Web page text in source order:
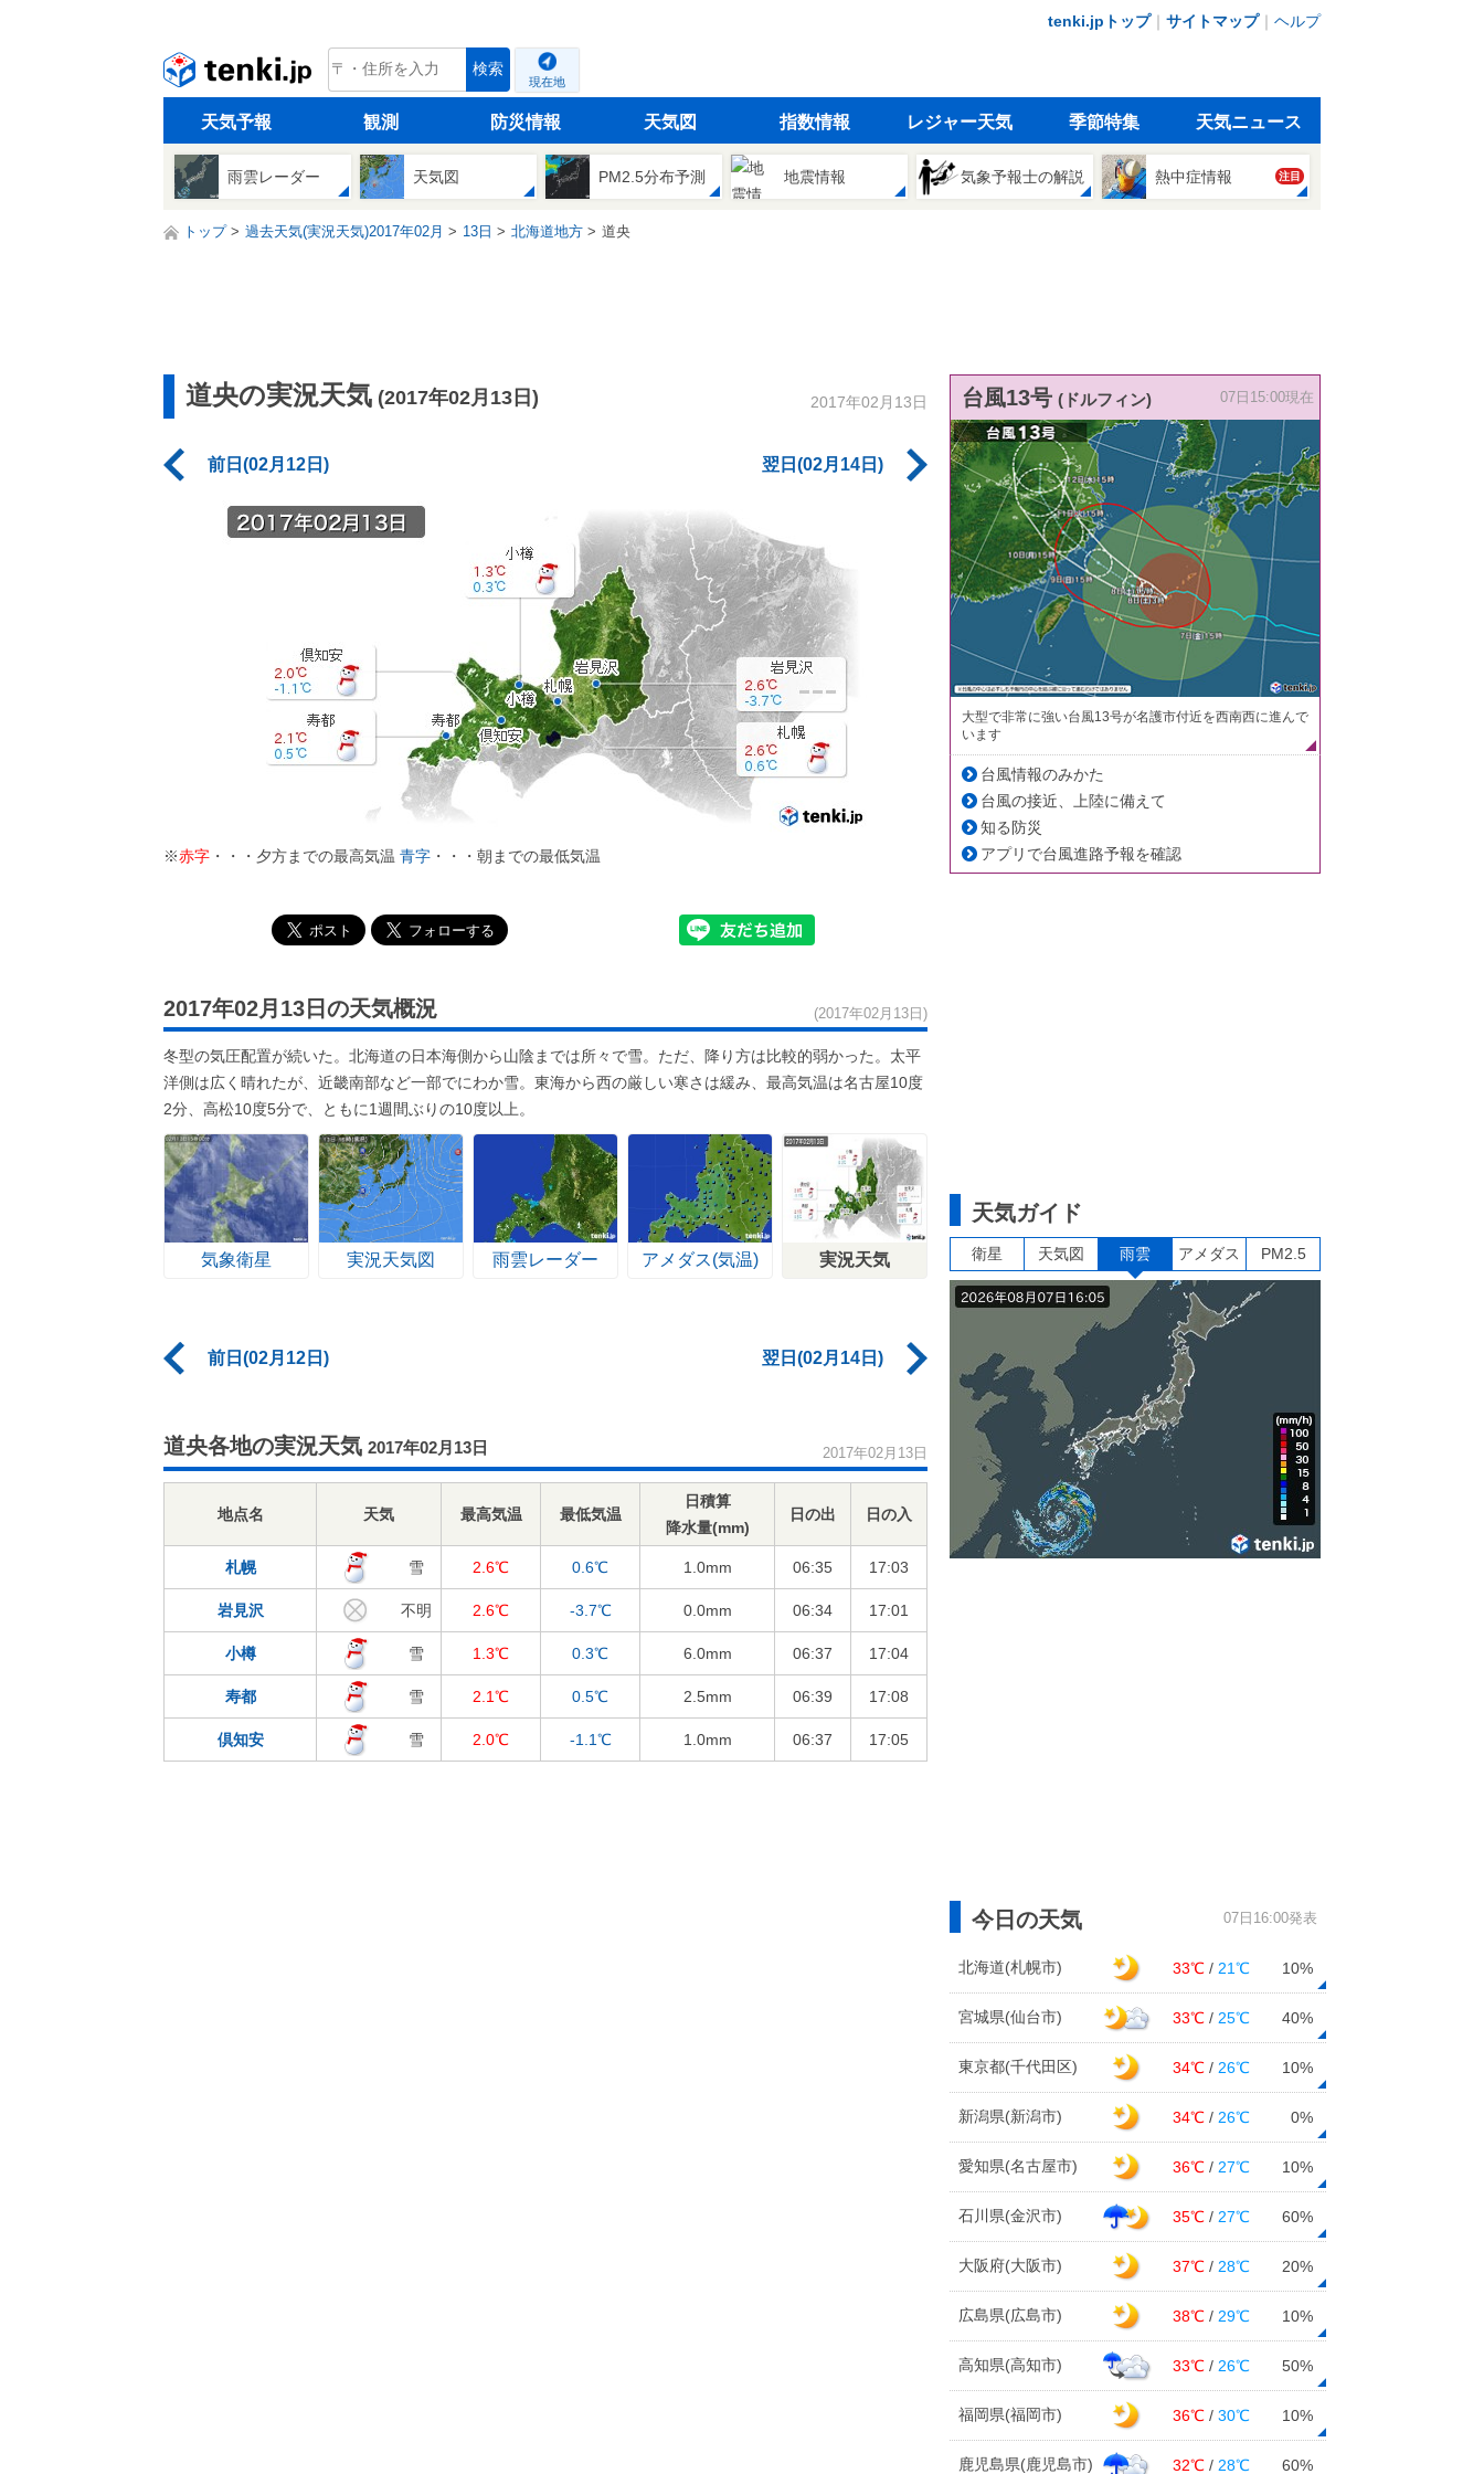
tenki.jpトップ｜ サイトマップ｜ ヘルプ
tenki.jp 検索
現在地
天気予報 観測 防災情報 天気図 指数情報 レジャー天気 季節特集 天気ニュース
雨雲レーダー 天気図 PM2.5分布予測 地震情報 気象予報士の解説 熱中症情報 注目
トップ 過去天気(実況天気)2017年02月 13日 北海道地方 道央
道央の実況天気 (2017年02月13日) 2017年02月13日
前日(02月12日) 翌日(02月14日)
※赤字 ・・・夕方までの最高気温 青字 ・・・朝までの最低気温
2017年02月13日の天気概況 (2017年02月13日)
冬型の気圧配置が続いた。北海道の日本海側から山陰までは所々で雪。ただ、降り方は比較的弱かった。太平
洋側は広く晴れたが、近畿南部など一部でにわか雪。東海から西の厳しい寒さは緩み、最高気温は名古屋10度
2分、高松10度5分で、ともに1週間ぶりの10度以上。
気象衛星 実況天気図 雨雲レーダー アメダス(気温) 実況天気
前日(02月12日) 翌日(02月14日)
道央各地の実況天気 2017年02月13日 2017年02月13日
地点名 天気 最高気温 最低気温
日積算
降水量(mm)
日の出 日の入
札幌 雪 2.6℃ 0.6℃ 1.0mm 06:35 17:03
岩見沢 不明 2.6℃ -3.7℃ 0.0mm 06:34 17:01
小樽 雪 1.3℃ 0.3℃ 6.0mm 06:37 17:04
寿都 雪 2.1℃ 0.5℃ 2.5mm 06:39 17:08
倶知安 雪 2.0℃ -1.1℃ 1.0mm 06:37 17:05
台風13号 (ドルフィン) 07日15:00現在
大型で非常に強い台風13号が名護市付近を西南西に進んで
います
台風情報のみかた
台風の接近、上陸に備えて
知る防災
アプリで台風進路予報を確認
天気ガイド
衛星 天気図 雨雲 アメダス PM2.5
今日の天気 07日16:00発表
北海道(札幌市) 33℃ / 21℃ 10%
宮城県(仙台市) 33℃ / 25℃ 40%
東京都(千代田区) 34℃ / 26℃ 10%
新潟県(新潟市) 34℃ / 26℃ 0%
愛知県(名古屋市) 36℃ / 27℃ 10%
石川県(金沢市) 35℃ / 27℃ 60%
大阪府(大阪市) 37℃ / 28℃ 20%
広島県(広島市) 38℃ / 29℃ 10%
高知県(高知市) 33℃ / 26℃ 50%
福岡県(福岡市) 36℃ /30℃ 10%
鹿児島県(鹿児島市) 32℃ / 28℃ 60%